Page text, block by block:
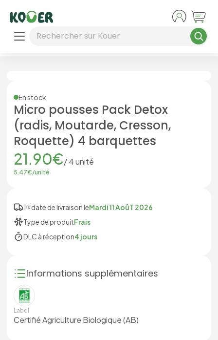
Rechercher sur Kouer
En stock
Micro pousses Pack Detox
(radis, Moutarde, Cresson,
Roquette) 4 barquettes
21.90€/4unité
5.47€/unité
1ʳᵉ date de livraison leMardi 11 AoûT 2026
Type de produitFrais
DLC à réception4 jours
Informations supplémentaires
Label
Certifié Agriculture Biologique (AB)